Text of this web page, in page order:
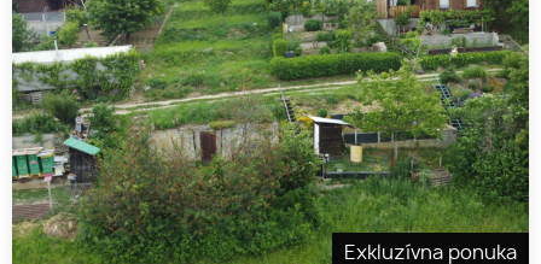
Exkluzívna ponuka